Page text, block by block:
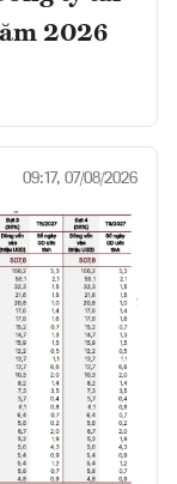
2026
09:17, 07/08/2026